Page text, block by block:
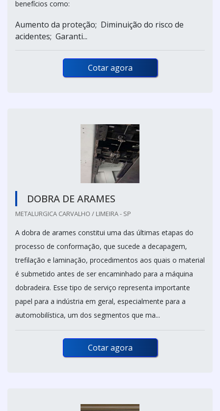
benefícios como:
Aumento da proteção; Diminuição do risco de
acidentes; Garanti...
Cotar agora
DOBRA DE ARAMES
METALURGICA CARVALHO / LIMEIRA - SP
A dobra de arames constitui uma das últimas etapas do
processo de conformação, que sucede a decapagem,
trefilação e laminação, procedimentos aos quais o material
é submetido antes de ser encaminhado para a máquina
dobradeira. Esse tipo de serviço representa importante
papel para a indústria em geral, especialmente para a
automobilística, um dos segmentos que ma...
Cotar agora